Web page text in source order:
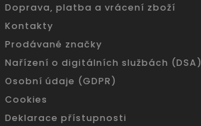
Doprava, platba a vrácení zboží
Kontakty
Prodávané značky
Nařízení o digitálních službách (DSA)
Osobní údaje (GDPR)
Cookies
Deklarace přístupnosti